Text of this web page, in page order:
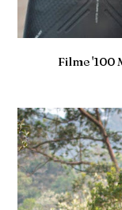
Filme '100